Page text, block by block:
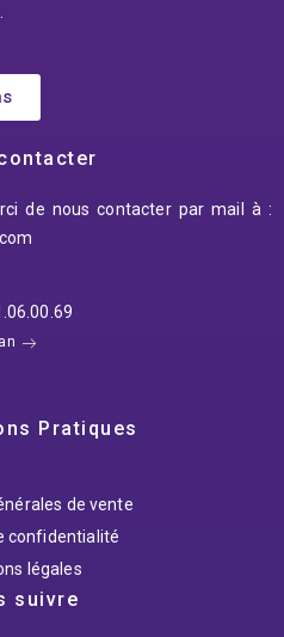
de nous contacter par mail à :
com
Pratiques
de vente
confidentialité
légales
suivre